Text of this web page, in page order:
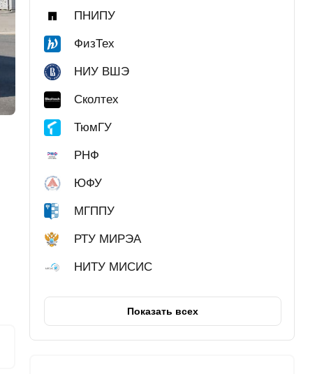
ПНИПУ
ФизТех
НИУ ВШЭ
Сколтех
ТюмГУ
РНФ
ЮФУ
МГППУ
РТУ МИРЭА
НИТУ МИСИС
Показать всех